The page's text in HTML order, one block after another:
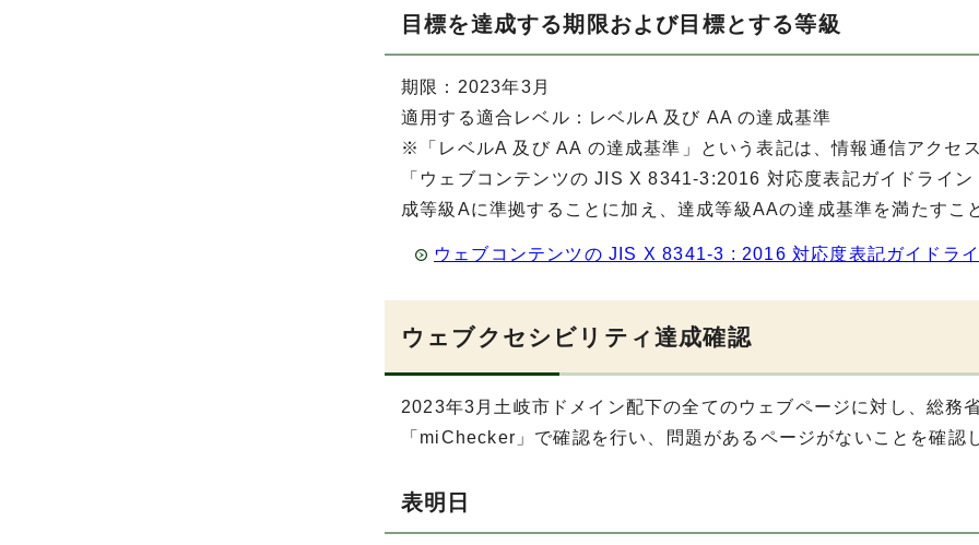
目標を達成する期限および目標とする等級
期限：2023年3月
適用する適合レベル：レベルA 及び AA の達成基準
※「レベルA 及び AA の達成基準」という表記は、情報通信アクセ
「ウェブコンテンツの JIS X 8341-3:2016 対応度表記ガイドライ
成等級Aに準拠することに加え、達成等級AAの達成基準を満たすこ
ウェブコンテンツの JIS X 8341-3 : 2016 対応度表記ガイドラ
ウェブクセシビリティ達成確認
2023年3月土岐市ドメイン配下の全てのウェブページに対し、総務
「miChecker」で確認を行い、問題があるページがないことを確認
表明日